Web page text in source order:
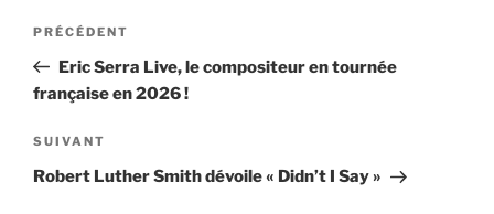
Navigation
l’article
Article
précédent
PRÉCÉDENT
Eric Serra Live, le compositeur en tournée
française en 2026 !
Article
suivant
SUIVANT
Robert Luther Smith dévoile « Didn’t I Say »